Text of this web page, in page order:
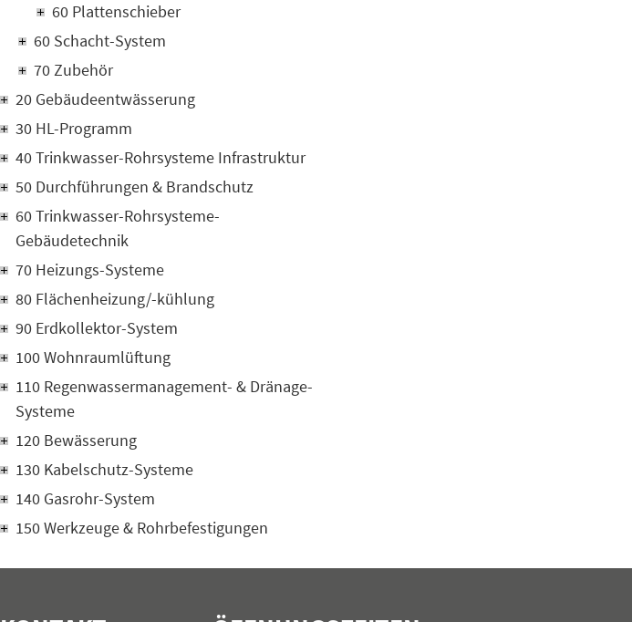
60 Plattenschieber
60 Schacht-System
70 Zubehör
20 Gebäudeentwässerung
30 HL-Programm
40 Trinkwasser-Rohrsysteme Infrastruktur
50 Durchführungen & Brandschutz
60 Trinkwasser-Rohrsysteme-
Gebäudetechnik
70 Heizungs-Systeme
80 Flächenheizung/-kühlung
90 Erdkollektor-System
100 Wohnraumlüftung
110 Regenwassermanagement- & Dränage-
Systeme
120 Bewässerung
130 Kabelschutz-Systeme
140 Gasrohr-System
150 Werkzeuge & Rohrbefestigungen